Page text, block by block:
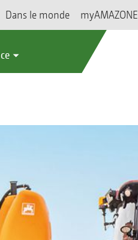
Dans le monde myAMAZONE